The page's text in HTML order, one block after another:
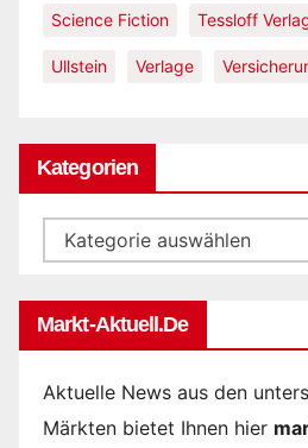
Science Fiction Tessloff
Ullstein Verlage
Kategorien
Kategorien
Markt-Aktuell.de
Aktuelle News aus den
Märkten bietet Ihnen hier